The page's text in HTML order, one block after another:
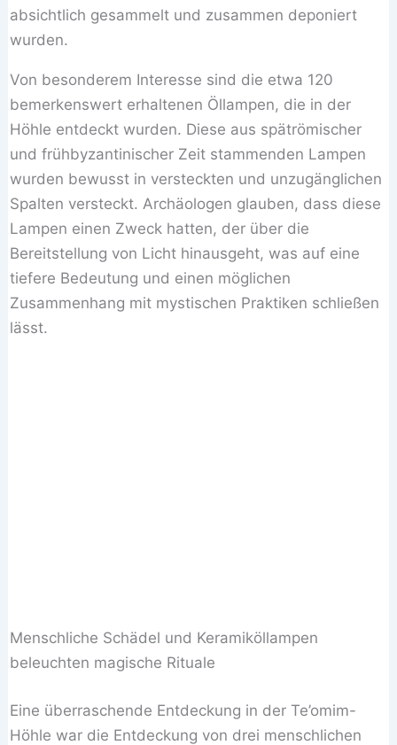
absichtlich gesammelt und zusammen deponiert
wurden.
Von besonderem Interesse sind die etwa 120
bemerkenswert erhaltenen Öllampen, die in der
Höhle entdeckt wurden. Diese aus spätrömischer
und frühbyzantinischer Zeit stammenden Lampen
wurden bewusst in versteckten und unzugänglichen
Spalten versteckt. Archäologen glauben, dass diese
Lampen einen Zweck hatten, der über die
Bereitstellung von Licht hinausgeht, was auf eine
tiefere Bedeutung und einen möglichen
Zusammenhang mit mystischen Praktiken schließen
lässt.
Menschliche Schädel und Keramiköllampen
beleuchten magische Rituale
Eine überraschende Entdeckung in der Te’omim-
Höhle war die Entdeckung von drei menschlichen